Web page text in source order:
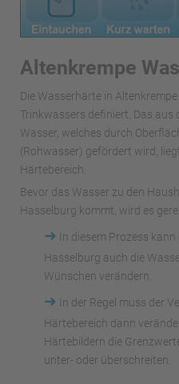
Altenkrempe
Die Wasserhärte in
Trinkwassers definiert. Das aus
Wasser, welches durch
(Rohwasser) gefördert wird,
Härtebereich.
Bevor das Wasser zu den
Hasselburg kommt, wird es
➜
In diesem Prozess
Hasselburg auch die
Wünschen verändern.
➜
In der Regel muss der
Härtebereich dann
Härtebildern die
unter- oder überschreiten.